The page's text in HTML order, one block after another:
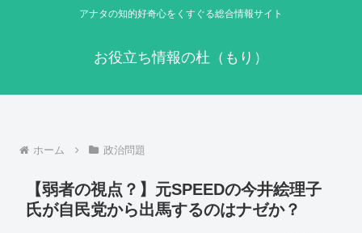
アナタの知的好奇心をくすぐる総合情報サイト
お役立ち情報の杜（もり）
ホーム 政治問題
【弱者の視点？】元SPEEDの今井絵理子
氏が自民党から出馬するのはナゼか？